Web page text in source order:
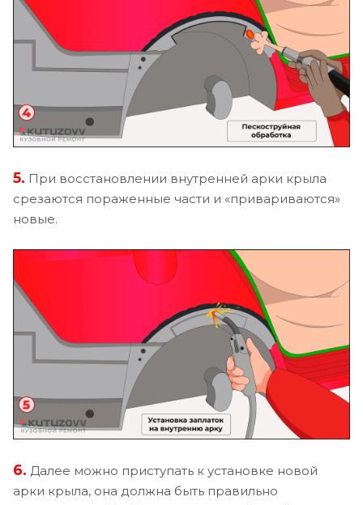
5. При восстановлении внутренней арки крыла
срезаются пораженные части и «привариваются»
новые.
6. Далее можно приступать к установке новой
арки крыла, она должна быть правильно